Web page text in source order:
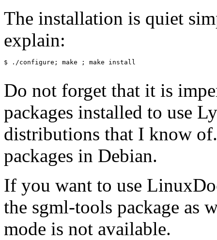
The installation is quiet
explain:
$ ./configure; make ; make install
Do not forget that it is
packages installed to use
distributions that I know
packages in Debian.
If you want to use
the sgml-tools package as
mode is not available.